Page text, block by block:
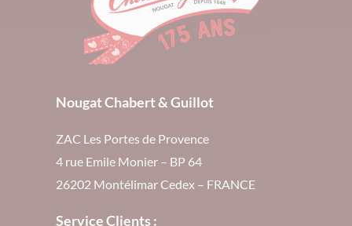
Nougat Chabert & Guillot
ZAC Les Portes de Provence
4 rue Emile Monier – BP 64
26202 Montélimar Cedex – FRANCE
Service Clients :